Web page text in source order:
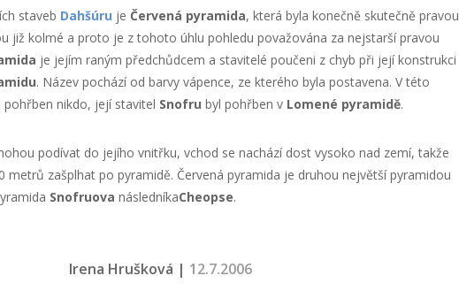
staveb Dahšúru je Červená pyramida, která byla konečně skutečně pravou
již kolmé a proto je z tohoto úhlu pohledu považována za nejstarší pravou
je jejím raným předchůdcem a stavitelé poučeni z chyb při její konstrukci
. Název pochází od barvy vápence, ze kterého byla postavena. V této
nikdo, její stavitel Snofru byl pohřben v Lomené pyramidě.
podívat do jejího vnitřku, vchod se nachází dost vysoko nad zemí, takže
metrů zašplhat po pyramidě. Červená pyramida je druhou největší pyramidou
Snofruova následníkaCheopse.
Irena Hrušková | 12.7.2006